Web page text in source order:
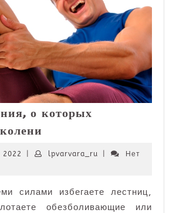
о которых
колени
2022 lpvarvara_rulpvarvara_ru
Нет
силами избегаете лестниц,
обезболивающие или